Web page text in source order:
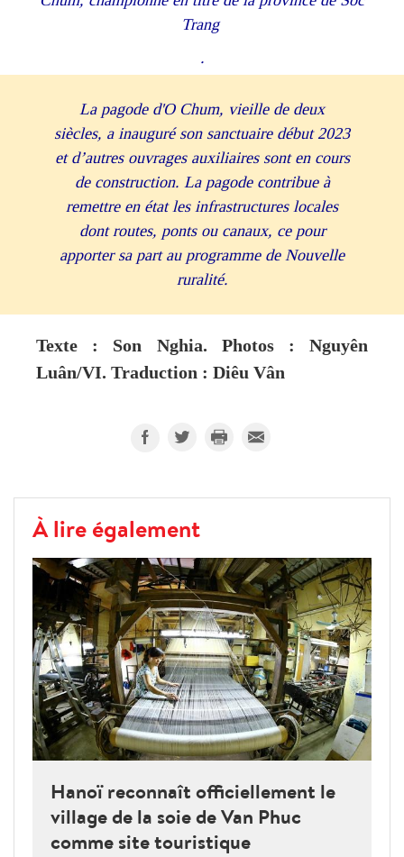
Trang
.
La pagode d'O Chum, vieille de deux
siècles, a inauguré son sanctuaire début 2023
et d’autres ouvrages auxiliaires sont en cours
de construction. La pagode contribue à
remettre en état les infrastructures locales
dont routes, ponts ou canaux, ce pour
apporter sa part au programme de Nouvelle
ruralité.
Texte : Son Nghia. Photos : Nguyên
Luân/VI. Traduction : Diêu Vân
À lire également
Hanoï reconnaît officiellement le
village de la soie de Van Phuc
comme site touristique